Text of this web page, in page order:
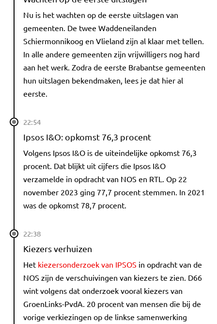
Nu is het wachten op de eerste uitslagen van
gemeenten. De twee Waddeneilanden
Schiermonnikoog en Vlieland zijn al klaar met tellen.
In alle andere gemeenten zijn vrijwilligers nog hard
aan het werk. Zodra de eerste Brabantse gemeenten
hun uitslagen bekendmaken, lees je dat hier al
eerste.
22:54
Ipsos I&O: opkomst 76,3 procent
Volgens Ipsos I&O is de uiteindelijke opkomst 76,3
procent. Dat blijkt uit cijfers die Ipsos I&O
verzamelde in opdracht van NOS en RTL. Op 22
november 2023 ging 77,7 procent stemmen. In 2021
was de opkomst 78,7 procent.
22:38
Kiezers verhuizen
Het kiezersonderzoek van IPSOS in opdracht van de
NOS zijn de verschuivingen van kiezers te zien. D66
wint volgens dat onderzoek vooral kiezers van
GroenLinks-PvdA. 20 procent van mensen die bij de
vorige verkiezingen op de linkse samenwerking